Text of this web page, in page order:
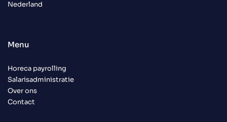
Nederland
Menu
Horeca payrolling
Salarisadministratie
Over ons
Contact